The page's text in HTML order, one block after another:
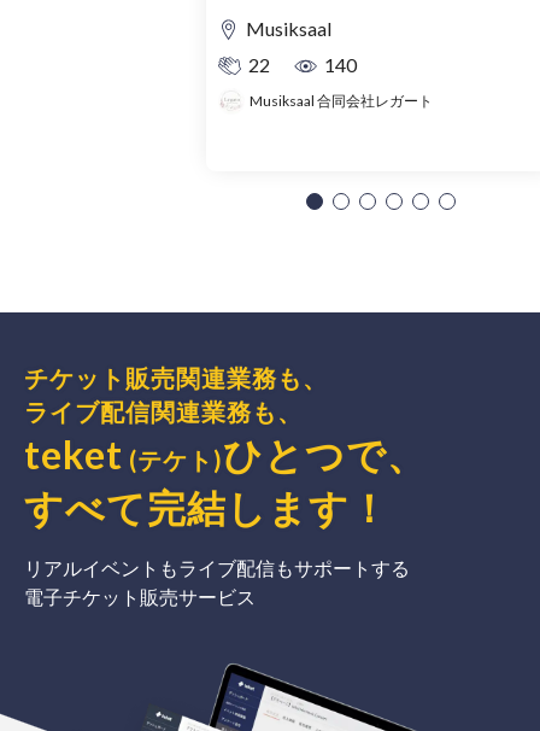
Musiksaal
22
140
Musiksaal 合同会社レガート
チケット販売関連業務も、
ライブ配信関連業務も、
teket (テケト)ひとつで、
すべて完結 します ！
リアルイベントもライブ配信もサポートする
電子チケット販売サービス